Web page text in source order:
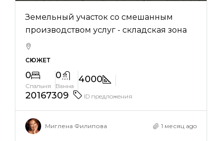
Земельный участок со смешанным
производством услуг - складская зона
СЮЖЕТ
0
Спальня
0
Ванна
4000
20167309
ID предложения
Миглена Филипова 1 месяц ago